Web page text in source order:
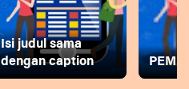
Isi judul sama
dengan caption